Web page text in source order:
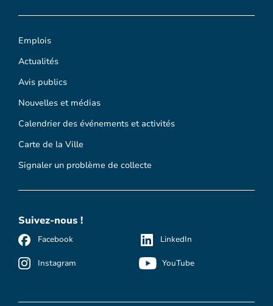
Emplois
Actualités
Avis publics
Nouvelles et médias
Calendrier des événements et activités
Carte de la Ville
Signaler un problème de collecte
Suivez-nous !
Facebook
Instagram
LinkedIn
YouTube